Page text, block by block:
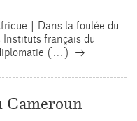
| Dans la foulée du
Instituts français du
(…) →
Cameroun